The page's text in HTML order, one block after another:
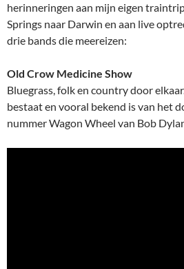
herinneringen aan mijn eigen
Springs naar Darwin en aan live
drie bands die meereizen:
Old Crow Medicine Show
Bluegrass, folk en country door
bestaat en vooral bekend is van het
nummer Wagon Wheel van Bob